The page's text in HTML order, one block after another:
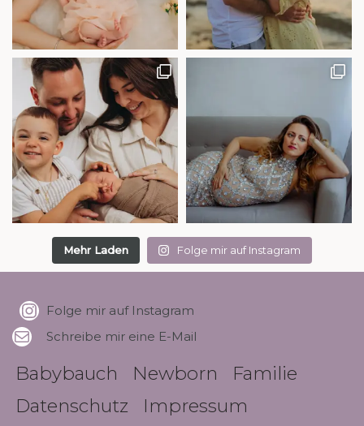
Mehr Laden Folge mir auf Instagram
Folge mir auf Instagram
Schreibe mir eine E-Mail
Babybauch Newborn
Familie
Datenschutz
Impressum